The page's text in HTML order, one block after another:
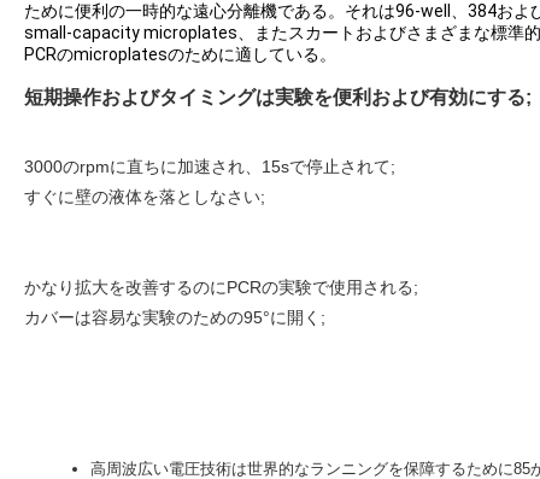
ために便利の一時的な遠心分離機である。それは96-well、384およ
small-capacity microplates、またスカートおよびさまざまな標準
PCRのmicroplatesのために適している。
短期操作およびタイミングは実験を便利および有効にする;
3000のrpmに直ちに加速され、15sで停止されて;
すぐに壁の液体を落としなさい;
かなり拡大を改善するのにPCRの実験で使用される;
カバーは容易な実験のための95°に開く;
高周波広い電圧技術は世界的なランニングを保障するために85